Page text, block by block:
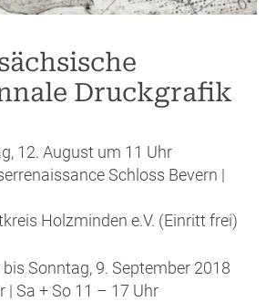
Druckgrafik
12. August um 11 Uhr
Schloss Bevern |
Holzminden e.V. (Einritt frei)
Sonntag, 9. September 2018
| Sa + So 11 – 17 Uhr